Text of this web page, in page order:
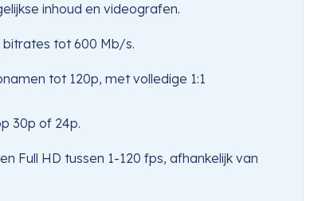
inhoud en videografen.
bitrates tot 600 Mb/s.
tot 120p, met volledige 1:1
30p of 24p.
Full HD tussen 1-120 fps, afhankelijk van